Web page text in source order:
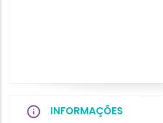
INFORMAÇÕES